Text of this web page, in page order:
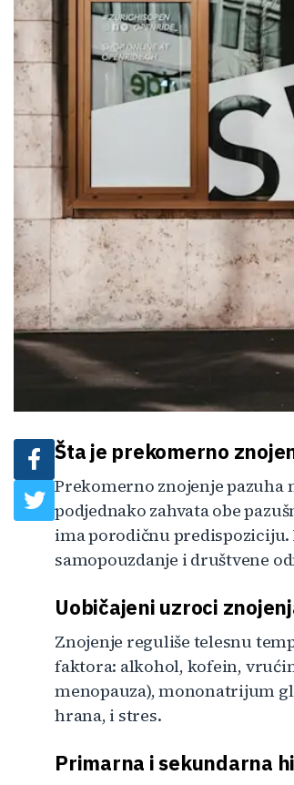
Šta je prekomerno
Prekomerno znojenje pazuha
podjednako zahvata obe
ima porodičnu predispoziciju.
samopouzdanje i društvene
Uobičajeni uzroci
Znojenje reguliše telesnu
faktora: alkohol, kofein,
menopauza), mononatrijum
hrana, i stres.
Primarna i sekundarna